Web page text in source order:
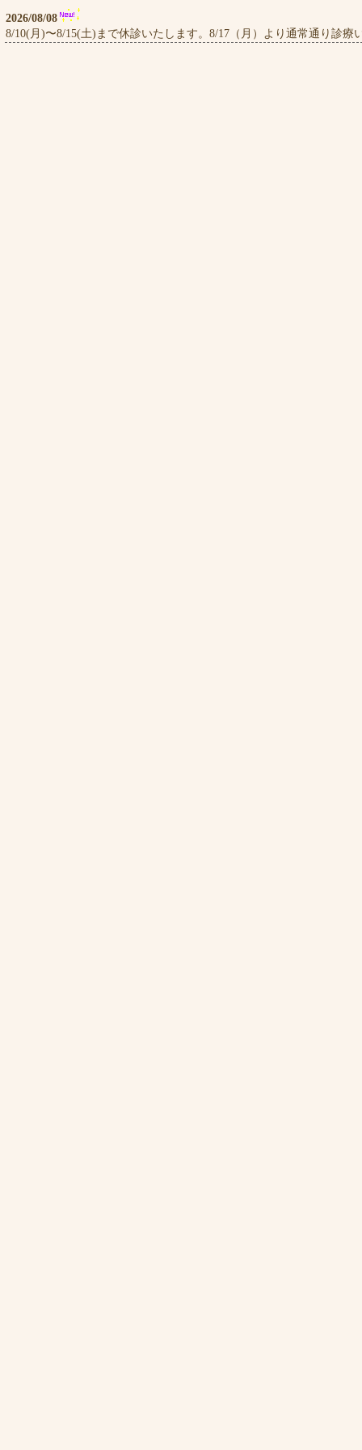
2026/08/08
8/10(月)〜8/15(土)まで休診いたします。8/17（月）より通常通り診